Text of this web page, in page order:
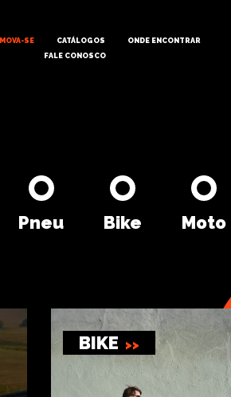
MOVA-SE CATÁLOGOS
ONDE ENCONTRAR
FALE CONOSCO
Pneu Bike Moto
BIKE